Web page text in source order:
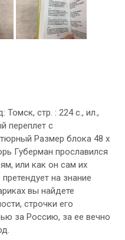
Томск, стр. : 224 с., ил.,
переплет с
Размер блока 48 х
Губерман прославился
или как он сам их
на знание
вы найдете
строчки его
за Россию, за ее вечно